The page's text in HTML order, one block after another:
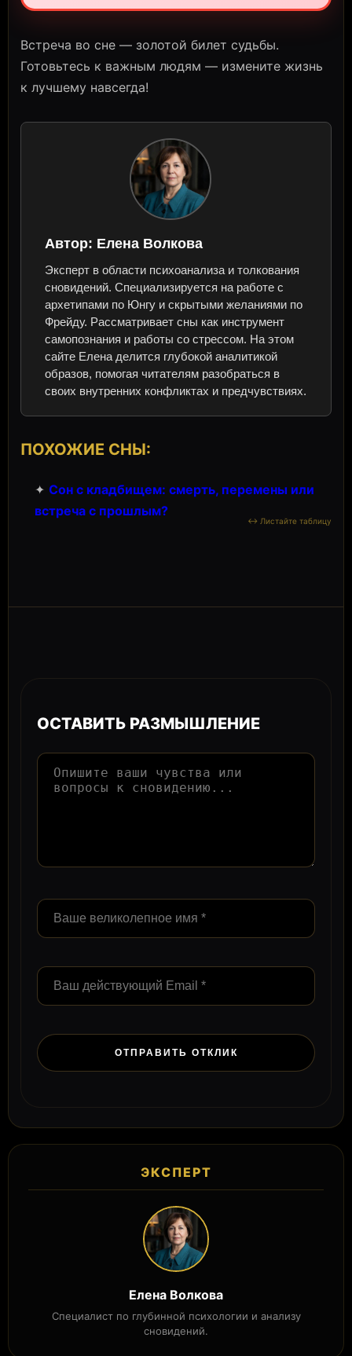
Встреча во сне — золотой билет судьбы.
Готовьтесь к важным людям — измените жизнь
к лучшему навсегда!
Автор: Елена Волкова
Эксперт в области психоанализа и толкования
сновидений. Специализируется на работе с
архетипами по Юнгу и скрытыми желаниями по
Фрейду. Рассматривает сны как инструмент
самопознания и работы со стрессом. На этом
сайте Елена делится глубокой аналитикой
образов, помогая читателям разобраться в
своих внутренних конфликтах и предчувствиях.
ПОХОЖИЕ СНЫ:
✦ Сон с кладбищем: смерть, перемены или
встреча с прошлым?
ОСТАВИТЬ РАЗМЫШЛЕНИЕ
ЭКСПЕРТ
Елена Волкова
Специалист по глубинной психологии и анализу
сновидений.